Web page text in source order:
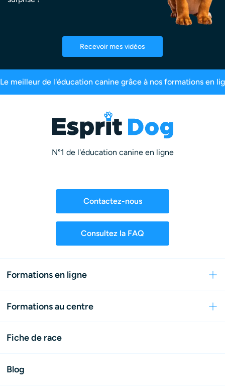
Recevoir mes vidéos
inscrits 99,6% de satisfaction 2,5 millions
N°1 de l'éducation canine en ligne
Contactez-nous
Consultez la FAQ
Formations en ligne
Formations au centre
Fiche de race
Blog